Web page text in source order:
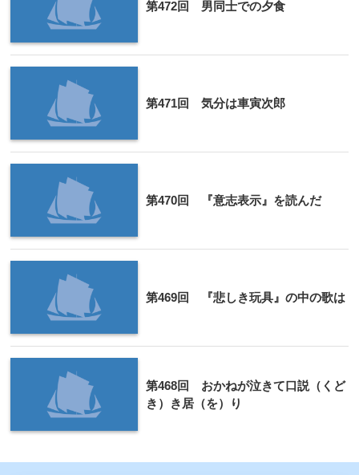
第472回 男同士での夕食
第471回 気分は車寅次郎
第470回 『意志表示』を読んだ
第469回 『悲しき玩具』の中の歌は
第468回 おかねが泣きて口説（くど
き）き居（を）り